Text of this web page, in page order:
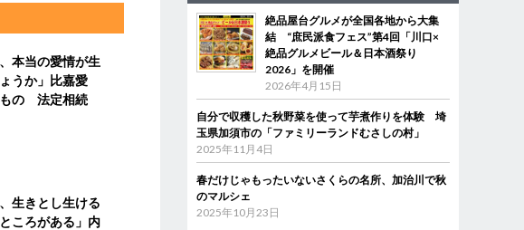
本当の愛情が生
うか」比嘉愛
の 法定相続
生きとし生ける
ころがある」内
絶品屋台グルメが全国各地から大集
結 “庶民派食フェス”第4回「川口×
絶品グルメビール＆日本酒祭り
2026」を開催
2026年4月15日
自分で収穫した秋野菜を使って芋煮作りを体験 埼
玉県加須市の「ファミリーランドむさしの村」
2025年11月4日
春だけじゃもったいないさくらの名所、加治川で秋
のマルシェ
2025年10月23日